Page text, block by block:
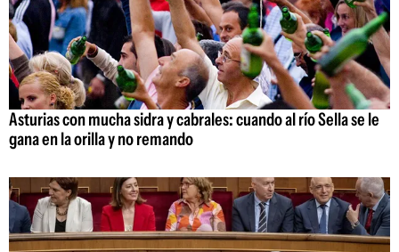
Asturias con mucha sidra y cabrales: cuando al río Sella se le
gana en la orilla y no remando